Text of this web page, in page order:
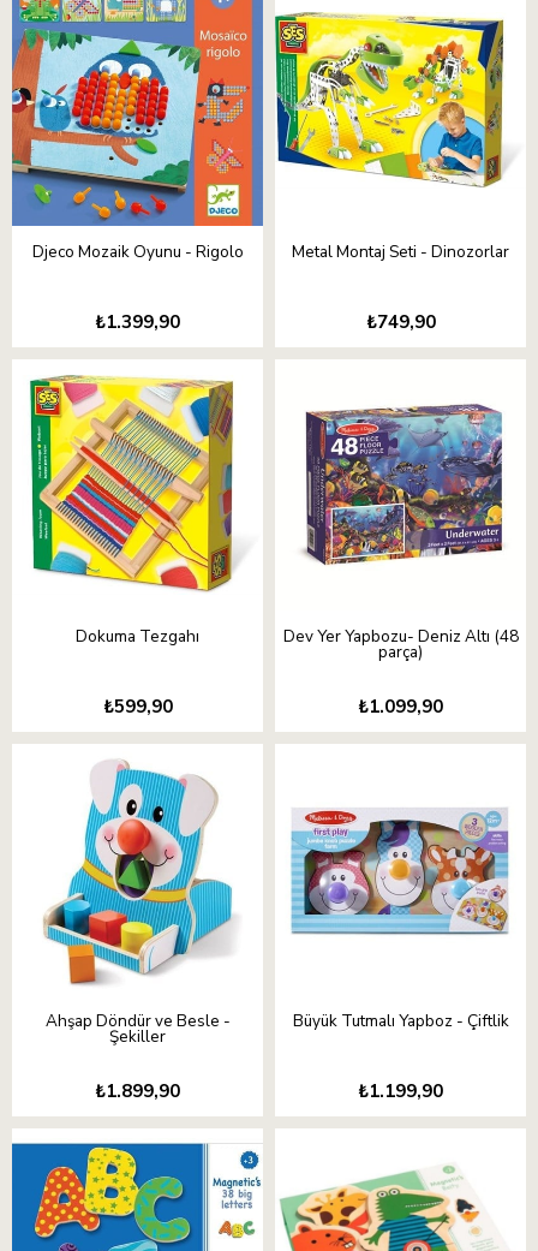
Djeco Mozaik Oyunu - Rigolo
₺1.399,90
Metal Montaj Seti - Dinozorlar
₺749,90
Dokuma Tezgahı
₺599,90
Dev Yer Yapbozu- Deniz Altı (48
parça)
₺1.099,90
Ahşap Döndür ve Besle -
Şekiller
₺1.899,90
Büyük Tutmalı Yapboz - Çiftlik
₺1.199,90